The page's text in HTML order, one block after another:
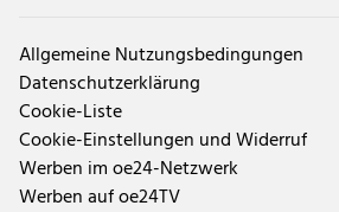
Allgemeine Nutzungsbedingungen
Datenschutzerklärung
Cookie-Liste
Cookie-Einstellungen und Widerruf
Werben im oe24-Netzwerk
Werben auf oe24TV